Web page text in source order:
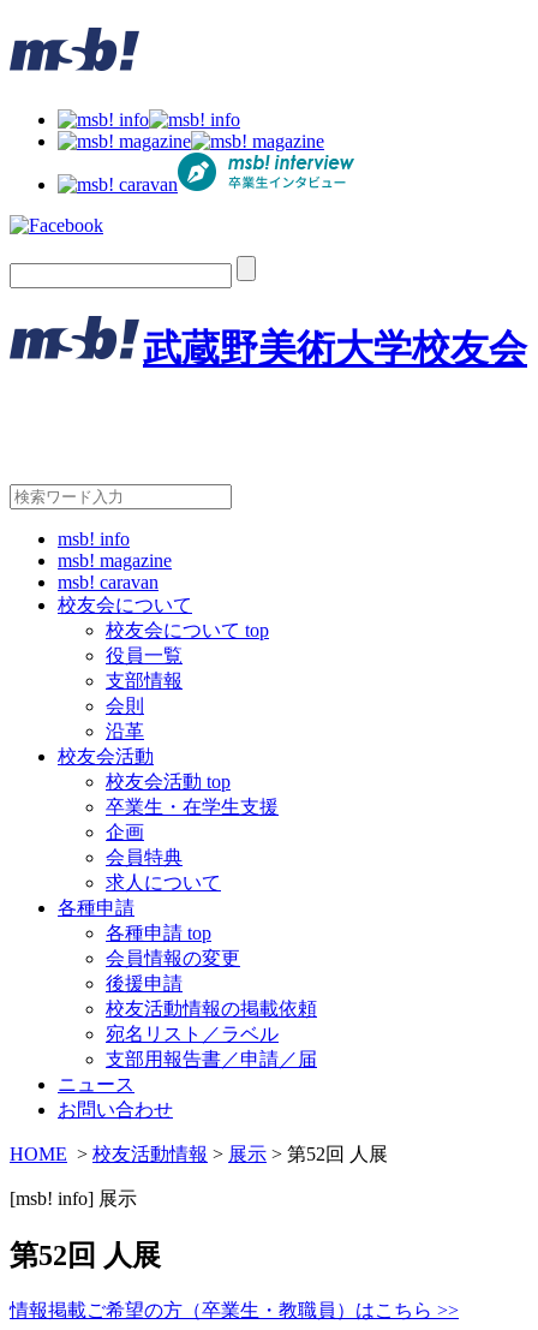
武蔵野美術大学校友会
msb! info
msb! magazine
msb! caravan
校友会について
校友会について top
役員一覧
支部情報
会則
沿革
校友会活動
校友会活動 top
卒業生・在学生支援
企画
会員特典
求人について
各種申請
各種申請 top
会員情報の変更
後援申請
校友活動情報の掲載依頼
宛名リスト／ラベル
支部用報告書／申請／届
ニュース
お問い合わせ
HOME > 校友活動情報 > 展示 > 第52回 人展
[msb! info] 展示
第52回 人展
情報掲載ご希望の方（卒業生・教職員）はこちら >>